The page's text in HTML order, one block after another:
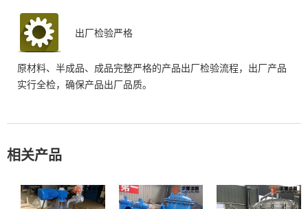
出厂检验严格
原材料、半成品、成品完整严格的产品出厂检验流程，出厂产品
实行全检，确保产品出厂品质。
相关产品